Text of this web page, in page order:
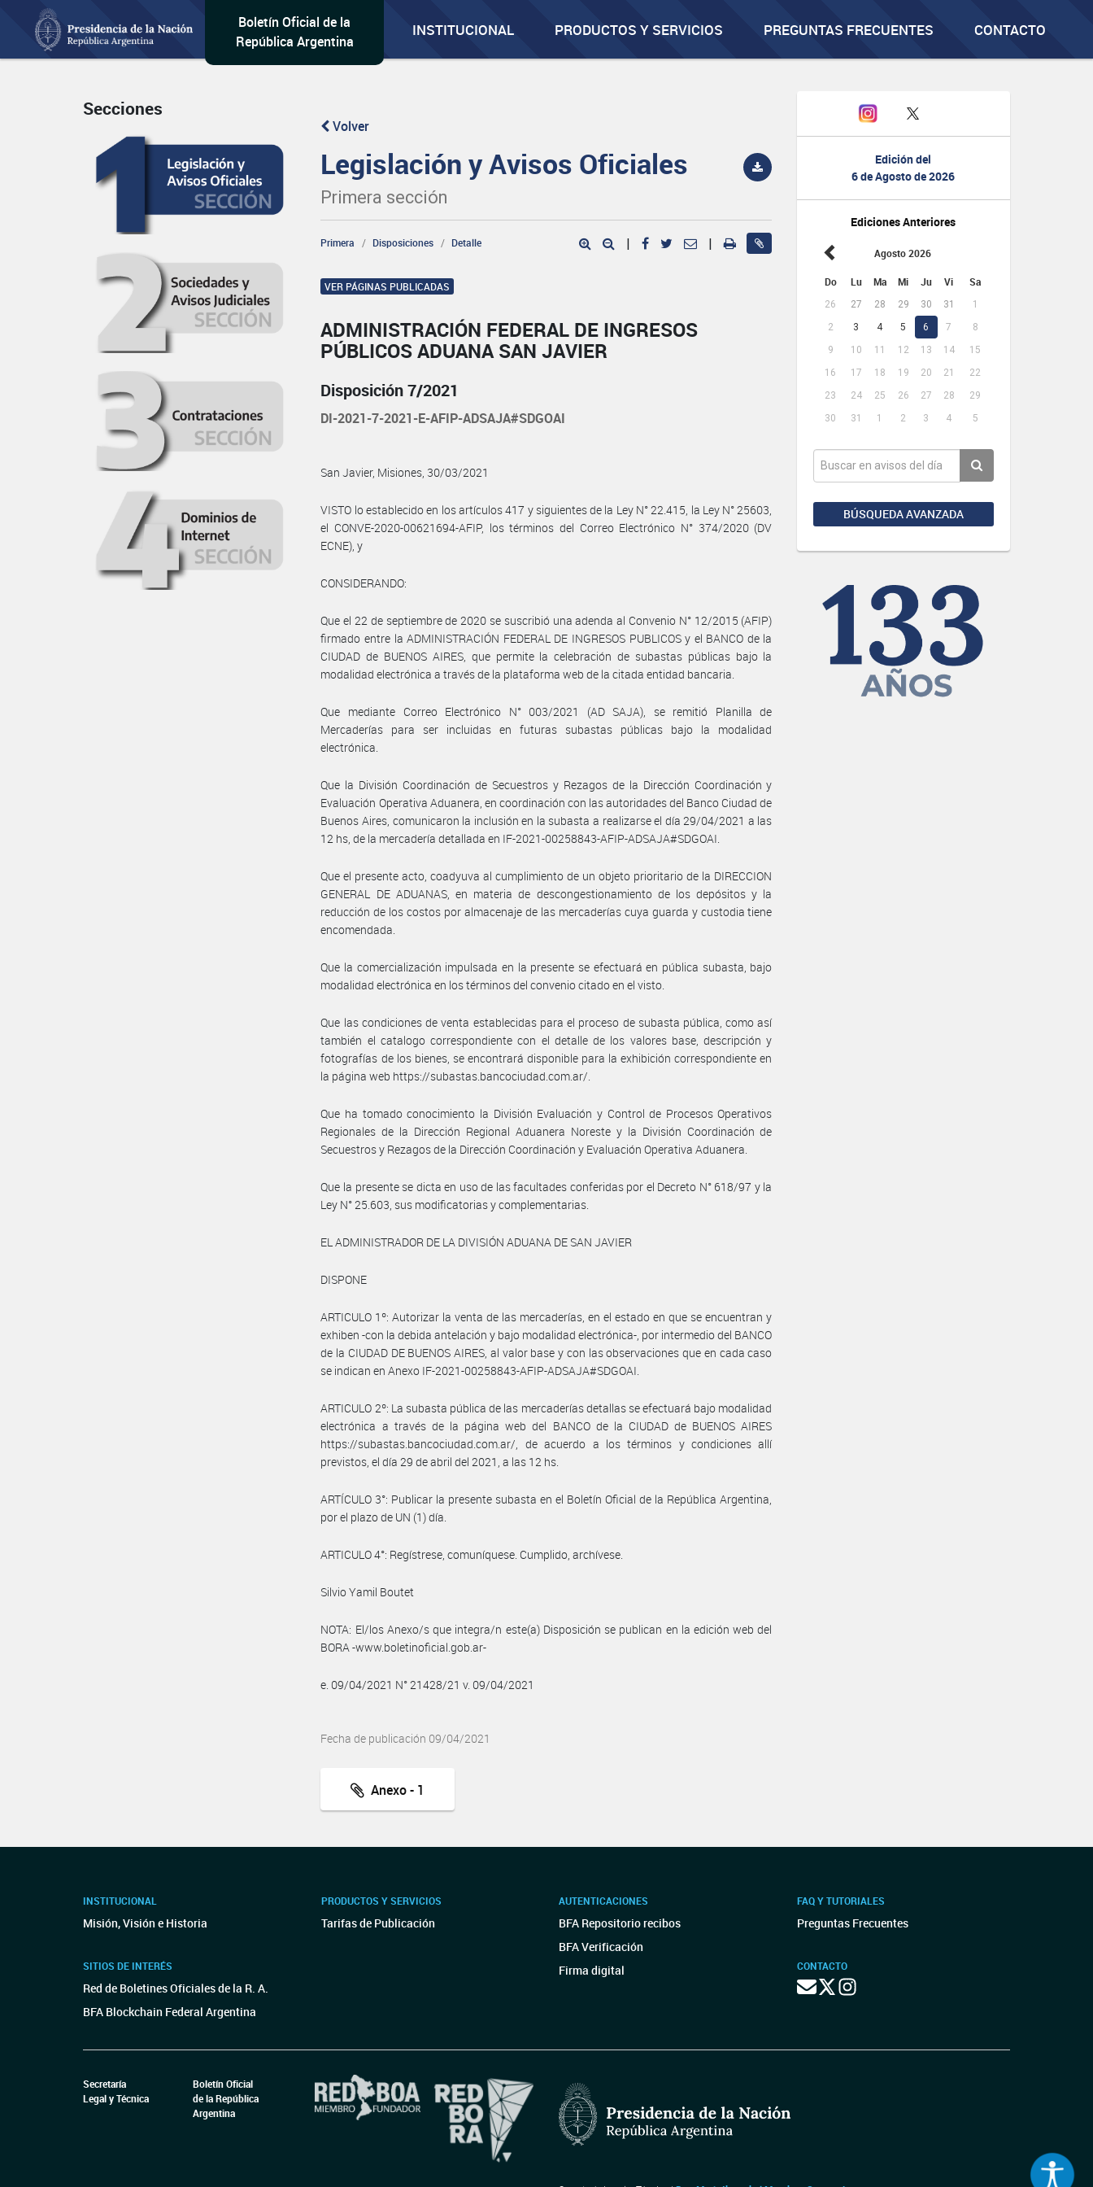
Boletín Oficial de la
República Argentina
INSTITUCIONAL PRODUCTOS Y SERVICIOS PREGUNTAS FRECUENTES CONTACTO
Edición del
6 de Agosto de 2026
Ediciones Anteriores
Agosto 2026
Do Lu Ma Mi Ju Vi Sa
26 27 28 29 30 31
1
2
3 4 5 6 7
8
9
10 11 12 13 14
15
16
17 18 19 20 21
22
23
24 25 26 27 28
29
30
31 1 2 3 4 5
BÚSQUEDA AVANZADA
Secciones
Volver
Legislación y Avisos Oficiales
Primera sección
Primera Disposiciones Detalle | |
VER PÁGINAS PUBLICADAS
ADMINISTRACIÓN FEDERAL DE INGRESOS
PÚBLICOS ADUANA SAN JAVIER
Disposición 7/2021
DI-2021-7-2021-E-AFIP-ADSAJA#SDGOAI
San Javier, Misiones, 30/03/2021
VISTO lo establecido en los artículos 417 y siguientes de la Ley N° 22.415, la Ley N° 25603,
el CONVE-2020-00621694-AFIP, los términos del Correo Electrónico N° 374/2020 (DV
ECNE), y
CONSIDERANDO:
Que el 22 de septiembre de 2020 se suscribió una adenda al Convenio N° 12/2015 (AFIP)
firmado entre la ADMINISTRACIÓN FEDERAL DE INGRESOS PUBLICOS y el BANCO de la
CIUDAD de BUENOS AIRES, que permite la celebración de subastas públicas bajo la
modalidad electrónica a través de la plataforma web de la citada entidad bancaria.
Que mediante Correo Electrónico N° 003/2021 (AD SAJA), se remitió Planilla de
Mercaderías para ser incluidas en futuras subastas públicas bajo la modalidad
electrónica.
Que la División Coordinación de Secuestros y Rezagos de la Dirección Coordinación y
Evaluación Operativa Aduanera, en coordinación con las autoridades del Banco Ciudad de
Buenos Aires, comunicaron la inclusión en la subasta a realizarse el día 29/04/2021 a las
12 hs, de la mercadería detallada en IF-2021-00258843-AFIP-ADSAJA#SDGOAI.
Que el presente acto, coadyuva al cumplimiento de un objeto prioritario de la DIRECCION
GENERAL DE ADUANAS, en materia de descongestionamiento de los depósitos y la
reducción de los costos por almacenaje de las mercaderías cuya guarda y custodia tiene
encomendada.
Que la comercialización impulsada en la presente se efectuará en pública subasta, bajo
modalidad electrónica en los términos del convenio citado en el visto.
Que las condiciones de venta establecidas para el proceso de subasta pública, como así
también el catalogo correspondiente con el detalle de los valores base, descripción y
fotografías de los bienes, se encontrará disponible para la exhibición correspondiente en
la página web https://subastas.bancociudad.com.ar/.
Que ha tomado conocimiento la División Evaluación y Control de Procesos Operativos
Regionales de la Dirección Regional Aduanera Noreste y la División Coordinación de
Secuestros y Rezagos de la Dirección Coordinación y Evaluación Operativa Aduanera.
Que la presente se dicta en uso de las facultades conferidas por el Decreto N° 618/97 y la
Ley N° 25.603, sus modificatorias y complementarias.
EL ADMINISTRADOR DE LA DIVISIÓN ADUANA DE SAN JAVIER
DISPONE
ARTICULO 1º: Autorizar la venta de las mercaderías, en el estado en que se encuentran y
exhiben -con la debida antelación y bajo modalidad electrónica-, por intermedio del BANCO
de la CIUDAD DE BUENOS AIRES, al valor base y con las observaciones que en cada caso
se indican en Anexo IF-2021-00258843-AFIP-ADSAJA#SDGOAI.
ARTICULO 2º: La subasta pública de las mercaderías detallas se efectuará bajo modalidad
electrónica a través de la página web del BANCO de la CIUDAD de BUENOS AIRES
https://subastas.bancociudad.com.ar/, de acuerdo a los términos y condiciones allí
previstos, el día 29 de abril del 2021, a las 12 hs.
ARTÍCULO 3°: Publicar la presente subasta en el Boletín Oficial de la República Argentina,
por el plazo de UN (1) día.
ARTICULO 4°: Regístrese, comuníquese. Cumplido, archívese.
Silvio Yamil Boutet
NOTA: El/los Anexo/s que integra/n este(a) Disposición se publican en la edición web del
BORA -www.boletinoficial.gob.ar-
e. 09/04/2021 N° 21428/21 v. 09/04/2021
Fecha de publicación 09/04/2021
Anexo - 1
INSTITUCIONAL
Misión, Visión e Historia
SITIOS DE INTERÉS
Red de Boletines Oficiales de la R. A.
BFA Blockchain Federal Argentina
PRODUCTOS Y SERVICIOS
Tarifas de Publicación
AUTENTICACIONES
BFA Repositorio recibos
BFA Verificación
Firma digital
FAQ Y TUTORIALES
Preguntas Frecuentes
CONTACTO
Secretaría
Legal y Técnica
Boletín Oficial
de la República
Argentina